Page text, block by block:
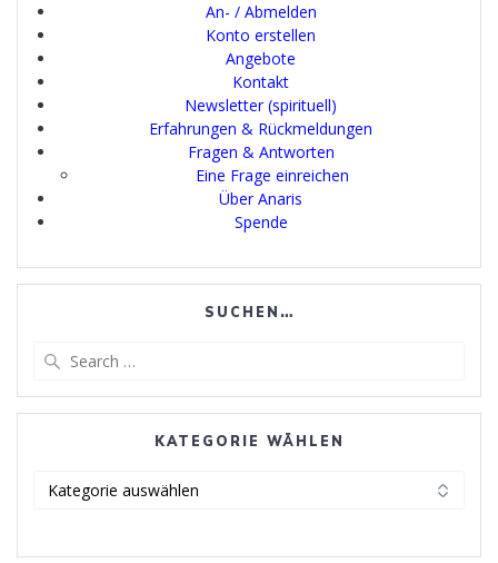
An- / Abmelden
Konto erstellen
Angebote
Kontakt
Newsletter (spirituell)
Erfahrungen & Rückmeldungen
Fragen & Antworten
Eine Frage einreichen
Über Anaris
Spende
SUCHEN…
KATEGORIE WÄHLEN